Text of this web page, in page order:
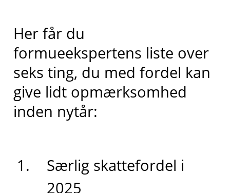
Her får du
formueekspertens liste over
seks ting, du med fordel kan
give lidt opmærksomhed
inden nytår:
Særlig skattefordel i
2025